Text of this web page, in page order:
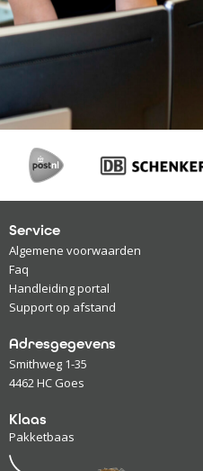
Service
Algemene voorwaarden
Faq
Handleiding portal
Support op afstand
Adresgegevens
Smithweg 1-35
4462 HC Goes
Klaas
Pakketbaas